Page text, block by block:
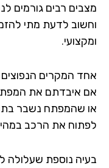
רבים גורמים לנו
לדעת מתי להזמין
המקרים הנפוצים
איבדתם את
שהמפתח נשבר בתוך
את הרכב במהירות
נוספת שעלולה